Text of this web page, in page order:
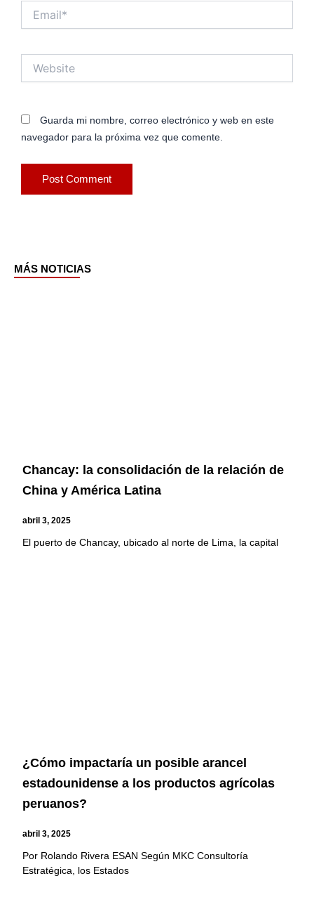
Guarda mi nombre, correo electrónico y web en este
navegador para la próxima vez que comente.
MÁS NOTICIAS
Chancay: la consolidación de la relación de
China y América Latina
abril 3, 2025
El puerto de Chancay, ubicado al norte de Lima, la capital
¿Cómo impactaría un posible arancel
estadounidense a los productos agrícolas
peruanos?
abril 3, 2025
Por Rolando Rivera ESAN Según MKC Consultoría
Estratégica, los Estados